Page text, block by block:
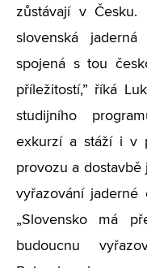
zůstávají v
slovenská
spojená s tou
příležitostí,” říká
studijního
exkurzí a stáží i v
provozu a
vyřazování jaderné
„Slovensko má
budoucnu